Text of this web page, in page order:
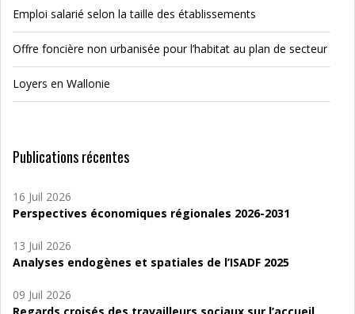
Emploi salarié selon la taille des établissements
Offre foncière non urbanisée pour l’habitat au plan de secteur
Loyers en Wallonie
Publications récentes
16 Juil 2026
Perspectives économiques régionales 2026-2031
13 Juil 2026
Analyses endogènes et spatiales de l’ISADF 2025
09 Juil 2026